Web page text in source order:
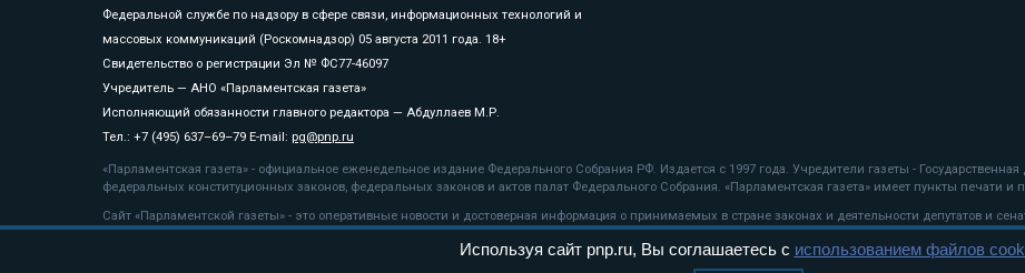
Федеральной службе по надзору в сфере связи, информационных технологий и
массовых коммуникаций (Роскомнадзор) 05 августа 2011 года. 18+
Свидетельство о регистрации Эл № ФС77-46097
Учредитель — АНО «Парламентская газета»
Исполняющий обязанности главного редактора — Абдуллаев М.Р.
Тел.: +7 (495) 637–69–79 E-mail: pg@pnp.ru
«Парламентская газета» - официальное еженедельное издание Федерального Собрания РФ. Издается с 1997 года. Учредители газеты -
федеральных конституционных законов, федеральных законов и актов палат Федерального Собрания. «Парламентская газета» имеет пункты печати и
Сайт «Парламентской газеты» - это оперативные новости и достоверная информация о принимаемых в стране законах и деятельности депутатов и
«Парламентской газеты» активная ссылка на pnp.ru обязательна.
рекомендательные технологии
Используя сайт pnp.ru, Вы соглашаетесь с использованием файлов